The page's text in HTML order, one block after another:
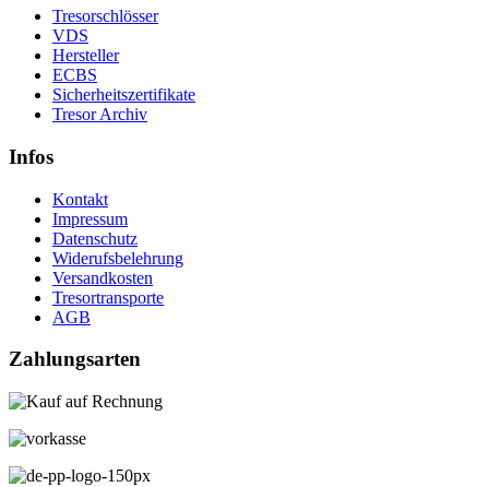
Tresorschlösser
VDS
Hersteller
ECBS
Sicherheitszertifikate
Tresor Archiv
Infos
Kontakt
Impressum
Datenschutz
Widerufsbelehrung
Versandkosten
Tresortransporte
AGB
Zahlungsarten